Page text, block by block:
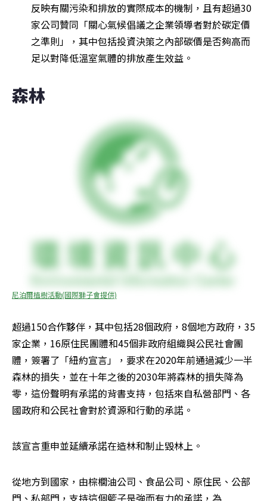
反映有關污染和排放的實際成本的機制，且有超過30
家公司贊同「關心氣候倡議之企業領導者對於碳定價
之準則」，其中包括投資決策之內部碳價是否夠高而
足以對降低溫室氣體的排放產生效益。
森林
尼泊爾植樹活動(國際獅子會提供)
超過150合作夥伴，其中包括28個政府，8個地方政府，35
家企業，16原住民團體和45個非政府組織與公民社會團
體，簽署了「紐約宣言」，要求在2020年前通過減少一半
森林的損失，並在十年之後的2030年將森林的損失降為
零，這份聲明有承諾的背書支持，包括來自私營部門、各
國政府和公民社會對於資源和行動的承諾。
該宣言重申並延續承諾在造林和制止毀林上。
從地方到國家，由棕櫚油公司、食品公司、原住民、公部